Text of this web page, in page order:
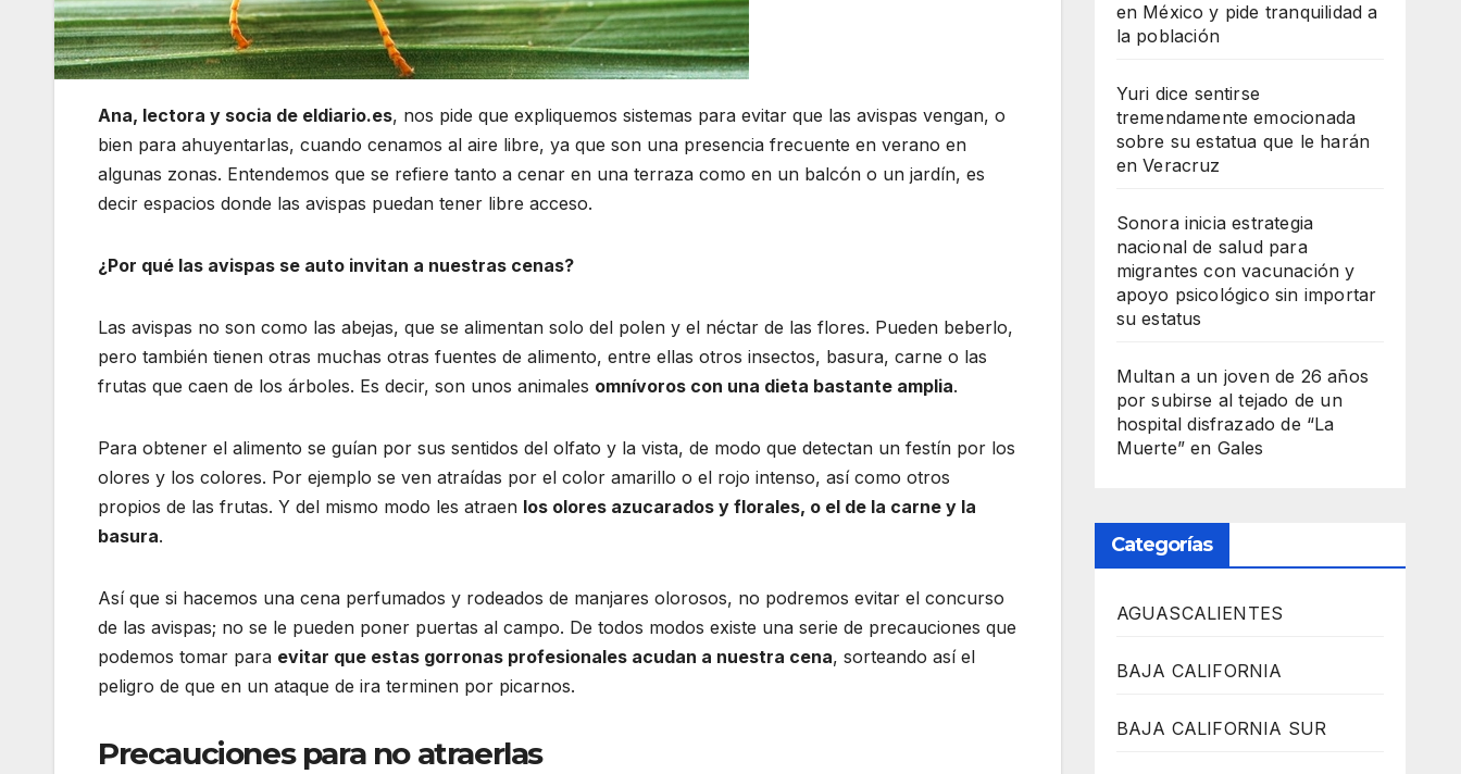
Ana, lectora y socia de eldiario.es, nos pide que expliquemos sistemas para evitar que las avispas vengan, o
bien para ahuyentarlas, cuando cenamos al aire libre, ya que son una presencia frecuente en verano en
algunas zonas. Entendemos que se refiere tanto a cenar en una terraza como en un balcón o un jardín, es
decir espacios donde las avispas puedan tener libre acceso.
¿Por qué las avispas se auto invitan a nuestras cenas?
Las avispas no son como las abejas, que se alimentan solo del polen y el néctar de las flores. Pueden beberlo,
pero también tienen otras muchas otras fuentes de alimento, entre ellas otros insectos, basura, carne o las
frutas que caen de los árboles. Es decir, son unos animales omnívoros con una dieta bastante amplia.
Para obtener el alimento se guían por sus sentidos del olfato y la vista, de modo que detectan un festín por los
olores y los colores. Por ejemplo se ven atraídas por el color amarillo o el rojo intenso, así como otros
propios de las frutas. Y del mismo modo les atraen los olores azucarados y florales, o el de la carne y la
basura.
Así que si hacemos una cena perfumados y rodeados de manjares olorosos, no podremos evitar el concurso
de las avispas; no se le pueden poner puertas al campo. De todos modos existe una serie de precauciones que
podemos tomar para evitar que estas gorronas profesionales acudan a nuestra cena, sorteando así el
peligro de que en un ataque de ira terminen por picarnos.
Precauciones para no atraerlas
en México y pide tranquilidad a
la población
Yuri dice sentirse
tremendamente emocionada
sobre su estatua que le harán
en Veracruz
Sonora inicia estrategia
nacional de salud para
migrantes con vacunación y
apoyo psicológico sin importar
su estatus
Multan a un joven de 26 años
por subirse al tejado de un
hospital disfrazado de “La
Muerte” en Gales
Categorías
AGUASCALIENTES
BAJA CALIFORNIA
BAJA CALIFORNIA SUR